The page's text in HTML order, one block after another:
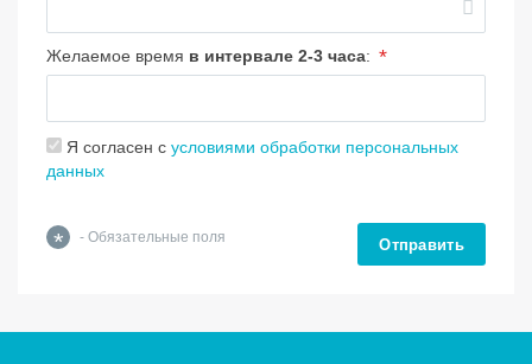
Желаемое время в интервале 2-3 часа: *
Я согласен с условиями обработки персональных
данных
* - Обязательные поля Отправить